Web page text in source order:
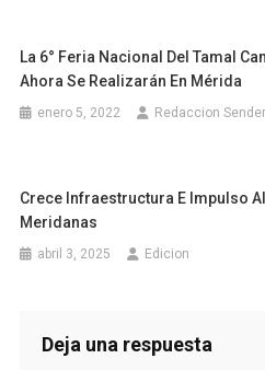
La 6° Feria Nacional Del Tamal
Ahora Se Realizarán En Mérida
enero 5, 2022 Redaccion
Crece Infraestructura E Impulso
Meridanas
abril 3, 2025 Edicion
Deja una respuesta